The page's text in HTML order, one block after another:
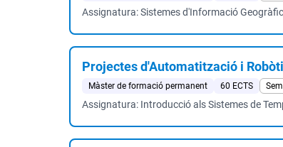
Assignatura: Sistemes d'Informació
Projectes d'Automatització i
Màster de formació permanent 60 ECTS
Assignatura: Introducció als Sistemes de